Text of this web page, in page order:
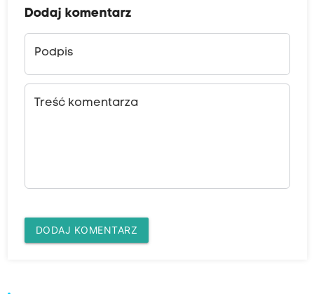
Dodaj komentarz
Podpis
Treść komentarza
DODAJ KOMENTARZ